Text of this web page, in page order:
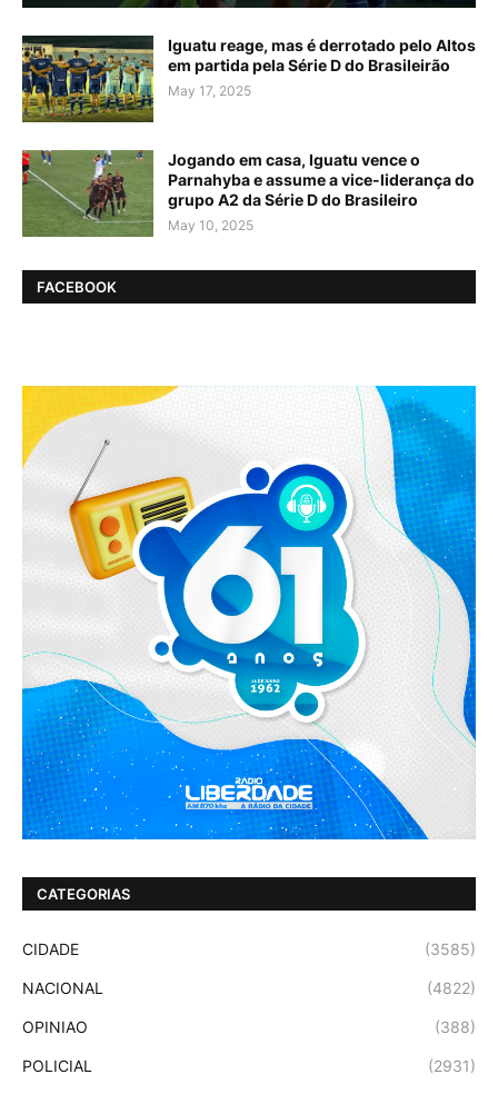
Iguatu reage, mas é derrotado pelo Altos
em partida pela Série D do Brasileirão
May 17, 2025
Jogando em casa, Iguatu vence o
Parnahyba e assume a vice-liderança do
grupo A2 da Série D do Brasileiro
May 10, 2025
FACEBOOK
CATEGORIAS
CIDADE (3585)
NACIONAL (4822)
OPINIAO (388)
POLICIAL (2931)